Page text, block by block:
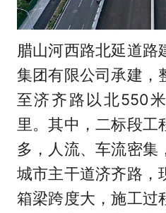
腊山河西路北延道路
集团有限公司承建，
至济齐路以北550
里。其中，二标段工
多，人流、车流密集
城市主干道济齐路，
箱梁跨度大，施工过